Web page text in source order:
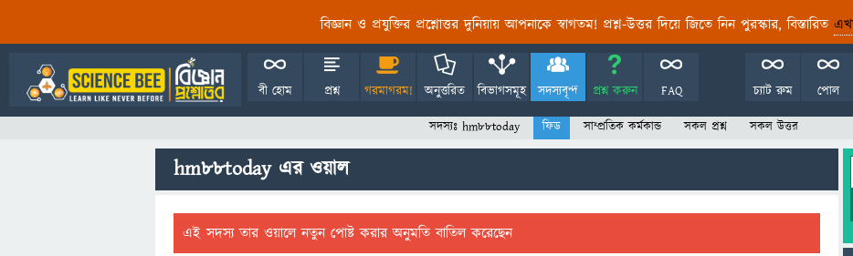
বিজ্ঞান ও প্রযুক্তির প্রশ্নোত্তর দুনিয়ায় আপনাকে স্বাগতম! প্রশ্ন-উত্তর দিয়ে জিতে নিন পুরস্কার, বিস্তারিত
বী হোম প্রশ্ন গরমাগরম! অনুত্তরিত বিভাগসমূহ সদস্যবৃন্দ প্রশ্ন করুন FAQ পোল
চ্যাট রুম
সদস্যঃ hm88today ফিড সাম্প্রতিক কর্মকান্ড সকল প্রশ্ন সকল উত্তর
hm88today এর ওয়াল
এই সদস্য তার ওয়ালে নতুন পোষ্ট করার অনুমতি বাতিল করেছেন